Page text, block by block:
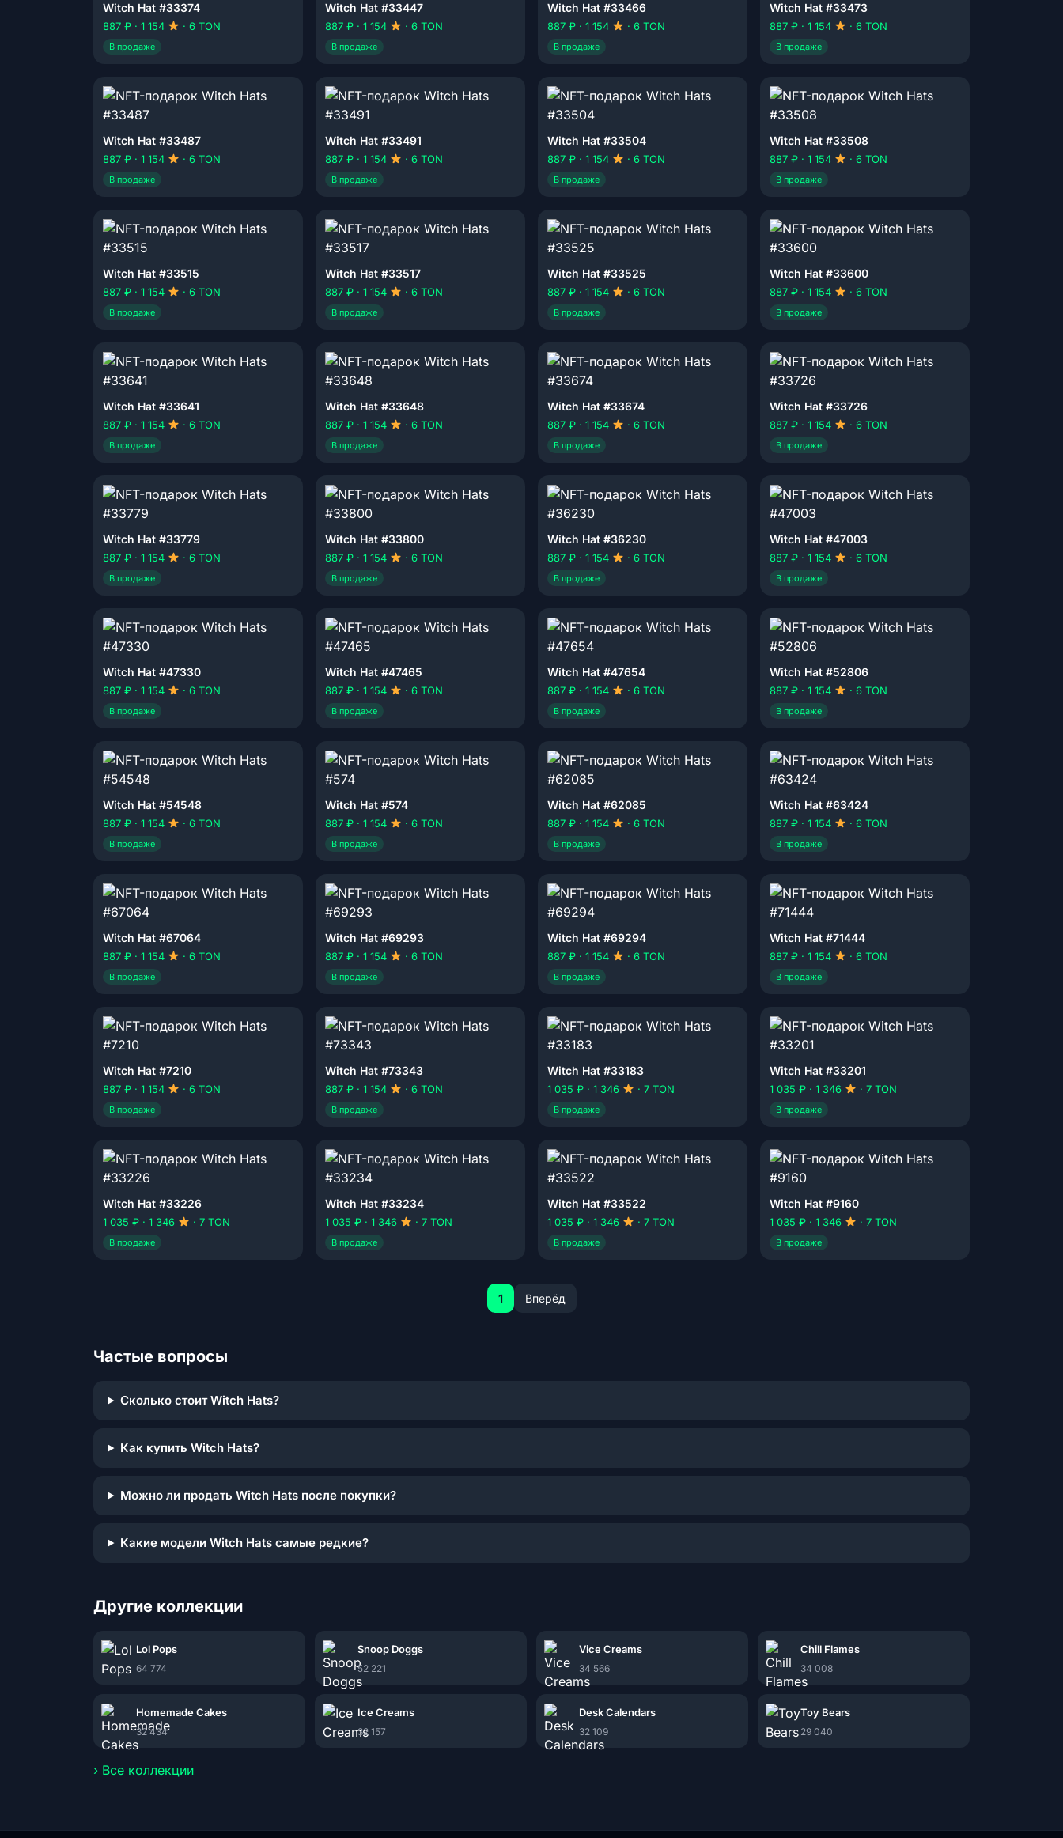
Witch Hat #33374
887 ₽ · 1 154 · 6 TON
В продаже
Witch Hat #33447
887 ₽ · 1 154 · 6 TON
В продаже
Witch Hat #33466
887 ₽ · 1 154 · 6 TON
В продаже
Witch Hat #33473
887 ₽ · 1 154 · 6 TON
В продаже
Witch Hat #33487
887 ₽ · 1 154 · 6 TON
В продаже
Witch Hat #33491
887 ₽ · 1 154 · 6 TON
В продаже
Witch Hat #33504
887 ₽ · 1 154 · 6 TON
В продаже
Witch Hat #33508
887 ₽ · 1 154 · 6 TON
В продаже
Witch Hat #33515
887 ₽ · 1 154 · 6 TON
В продаже
Witch Hat #33517
887 ₽ · 1 154 · 6 TON
В продаже
Witch Hat #33525
887 ₽ · 1 154 · 6 TON
В продаже
Witch Hat #33600
887 ₽ · 1 154 · 6 TON
В продаже
Witch Hat #33641
887 ₽ · 1 154 · 6 TON
В продаже
Witch Hat #33648
887 ₽ · 1 154 · 6 TON
В продаже
Witch Hat #33674
887 ₽ · 1 154 · 6 TON
В продаже
Witch Hat #33726
887 ₽ · 1 154 · 6 TON
В продаже
Witch Hat #33779
887 ₽ · 1 154 · 6 TON
В продаже
Witch Hat #33800
887 ₽ · 1 154 · 6 TON
В продаже
Witch Hat #36230
887 ₽ · 1 154 · 6 TON
В продаже
Witch Hat #47003
887 ₽ · 1 154 · 6 TON
В продаже
Witch Hat #47330
887 ₽ · 1 154 · 6 TON
В продаже
Witch Hat #47465
887 ₽ · 1 154 · 6 TON
В продаже
Witch Hat #47654
887 ₽ · 1 154 · 6 TON
В продаже
Witch Hat #52806
887 ₽ · 1 154 · 6 TON
В продаже
Witch Hat #54548
887 ₽ · 1 154 · 6 TON
В продаже
Witch Hat #574
887 ₽ · 1 154 · 6 TON
В продаже
Witch Hat #62085
887 ₽ · 1 154 · 6 TON
В продаже
Witch Hat #63424
887 ₽ · 1 154 · 6 TON
В продаже
Witch Hat #67064
887 ₽ · 1 154 · 6 TON
В продаже
Witch Hat #69293
887 ₽ · 1 154 · 6 TON
В продаже
Witch Hat #69294
887 ₽ · 1 154 · 6 TON
В продаже
Witch Hat #71444
887 ₽ · 1 154 · 6 TON
В продаже
Witch Hat #7210
887 ₽ · 1 154 · 6 TON
В продаже
Witch Hat #73343
887 ₽ · 1 154 · 6 TON
В продаже
Witch Hat #33183
1 035 ₽ · 1 346 · 7 TON
В продаже
Witch Hat #33201
1 035 ₽ · 1 346 · 7 TON
В продаже
Witch Hat #33226
1 035 ₽ · 1 346 · 7 TON
В продаже
Witch Hat #33234
1 035 ₽ · 1 346 · 7 TON
В продаже
Witch Hat #33522
1 035 ₽ · 1 346 · 7 TON
В продаже
Witch Hat #9160
1 035 ₽ · 1 346 · 7 TON
В продаже
1 Вперёд
Частые вопросы
Сколько стоит Witch Hats?
Как купить Witch Hats?
Можно ли продать Witch Hats после покупки?
Какие модели Witch Hats самые редкие?
Другие коллекции
Lol Pops
64 774
Snoop Doggs
52 221
Vice Creams
34 566
Chill Flames
34 008
Homemade Cakes
32 434
Ice Creams
32 157
Desk Calendars
32 109
Toy Bears
29 040
› Все коллекции